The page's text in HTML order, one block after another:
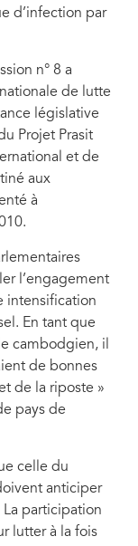
d’infection par
n° 8 a
de lutte
législative
Projet Prasit
et de
aux
à
l’engagement
intensification
En tant que
cambodgien, il
de bonnes
de la riposte »
pays de
celle du
anticiper
La participation
lutter à la fois